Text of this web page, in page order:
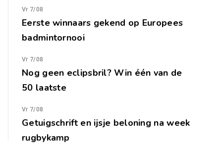
Vr 7/08
Eerste winnaars gekend op Europees
badmintornooi
Vr 7/08
Nog geen eclipsbril? Win één van de
50 laatste
Vr 7/08
Getuigschrift en ijsje beloning na week
rugbykamp